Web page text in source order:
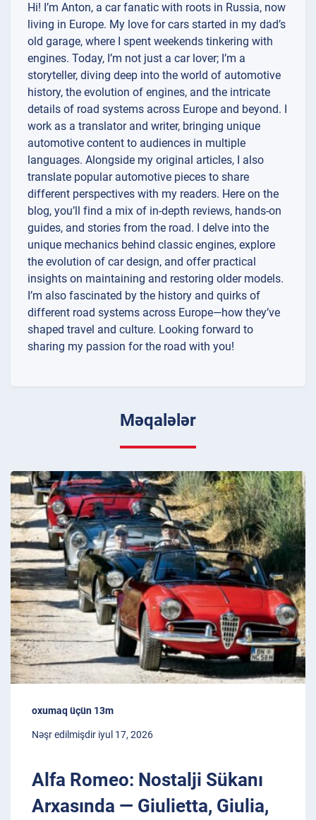
Hi! I’m Anton, a car fanatic with roots in Russia, now
living in Europe. My love for cars started in my dad’s
old garage, where I spent weekends tinkering with
engines. Today, I’m not just a car lover; I’m a
storyteller, diving deep into the world of automotive
history, the evolution of engines, and the intricate
details of road systems across Europe and beyond. I
work as a translator and writer, bringing unique
automotive content to audiences in multiple
languages. Alongside my original articles, I also
translate popular automotive pieces to share
different perspectives with my readers. Here on the
blog, you’ll find a mix of in-depth reviews, hands-on
guides, and stories from the road. I delve into the
unique mechanics behind classic engines, explore
the evolution of car design, and offer practical
insights on maintaining and restoring older models.
I’m also fascinated by the history and quirks of
different road systems across Europe—how they’ve
shaped travel and culture. Looking forward to
sharing my passion for the road with you!
Məqalələr
oxumaq üçün 13m
Nəşr edilmişdir iyul 17, 2026
Alfa Romeo: Nostalji Sükanı
Arxasında — Giulietta, Giulia,